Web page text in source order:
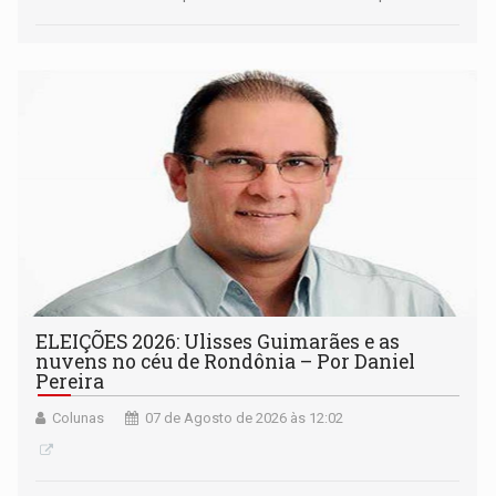
ELEIÇÕES 2026: Ulisses Guimarães e as
nuvens no céu de Rondônia – Por Daniel
Pereira
Colunas 07 de Agosto de 2026 às 12:02